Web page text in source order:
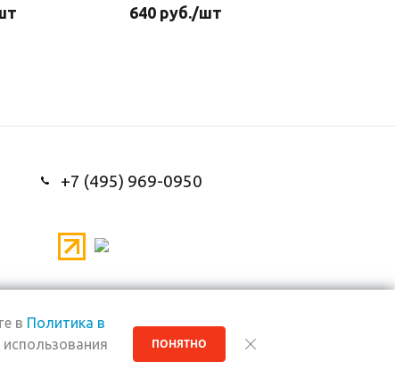
640 руб./шт
+7 (495) 969-0950
в Политика в
ПОНЯТНО